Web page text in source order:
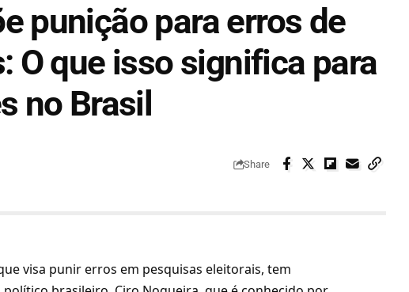
punição para erros de
O que isso significa para
no Brasil
Share
visa punir erros em pesquisas eleitorais, tem